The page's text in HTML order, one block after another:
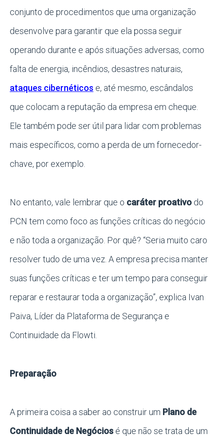
conjunto de procedimentos que uma organização
desenvolve para garantir que ela possa seguir
operando durante e após situações adversas, como
falta de energia, incêndios, desastres naturais,
ataques cibernéticos e, até mesmo, escândalos
que colocam a reputação da empresa em cheque.
Ele também pode ser útil para lidar com problemas
mais específicos, como a perda de um fornecedor-
chave, por exemplo.
No entanto, vale lembrar que o caráter proativo do
PCN tem como foco as funções críticas do negócio
e não toda a organização. Por quê? “Seria muito caro
resolver tudo de uma vez. A empresa precisa manter
suas funções críticas e ter um tempo para conseguir
reparar e restaurar toda a organização”, explica Ivan
Paiva, Líder da Plataforma de Segurança e
Continuidade da Flowti.
Preparação
A primeira coisa a saber ao construir um Plano de
Continuidade de Negócios é que não se trata de um